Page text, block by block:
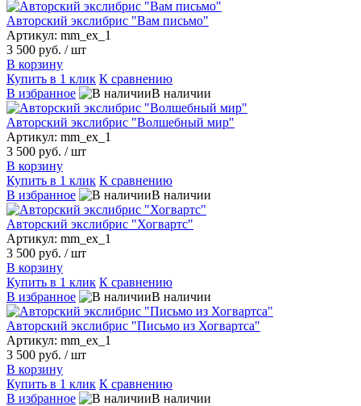
Авторский экслибрис "Вам письмо"
Артикул: mm_ex_1
3 500 руб. / шт
В корзину
Купить в 1 клик К сравнению
В избранное
В наличии
Авторский экслибрис "Волшебный мир"
Артикул: mm_ex_1
3 500 руб. / шт
В корзину
Купить в 1 клик К сравнению
В избранное
В наличии
Авторский экслибрис "Хогвартс"
Артикул: mm_ex_1
3 500 руб. / шт
В корзину
Купить в 1 клик К сравнению
В избранное
В наличии
Авторский экслибрис "Письмо из Хогвартса"
Артикул: mm_ex_1
3 500 руб. / шт
В корзину
Купить в 1 клик К сравнению
В избранное
В наличии